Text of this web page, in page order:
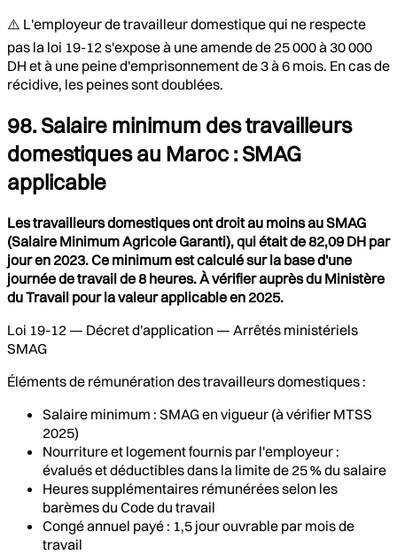
⚠️ L'employeur de travailleur domestique qui ne respecte
pas la loi 19-12 s'expose à une amende de 25 000 à 30 000
DH et à une peine d'emprisonnement de 3 à 6 mois. En cas de
récidive, les peines sont doublées.
98. Salaire minimum des travailleurs
domestiques au Maroc : SMAG
applicable
Les travailleurs domestiques ont droit au moins au SMAG
(Salaire Minimum Agricole Garanti), qui était de 82,09 DH par
jour en 2023. Ce minimum est calculé sur la base d'une
journée de travail de 8 heures. À vérifier auprès du Ministère
du Travail pour la valeur applicable en 2025.
Loi 19-12 — Décret d'application — Arrêtés ministériels
SMAG
Éléments de rémunération des travailleurs domestiques :
Salaire minimum : SMAG en vigueur (à vérifier MTSS
2025)
Nourriture et logement fournis par l'employeur :
évalués et déductibles dans la limite de 25 % du salaire
Heures supplémentaires rémunérées selon les
barèmes du Code du travail
Congé annuel payé : 1,5 jour ouvrable par mois de
travail